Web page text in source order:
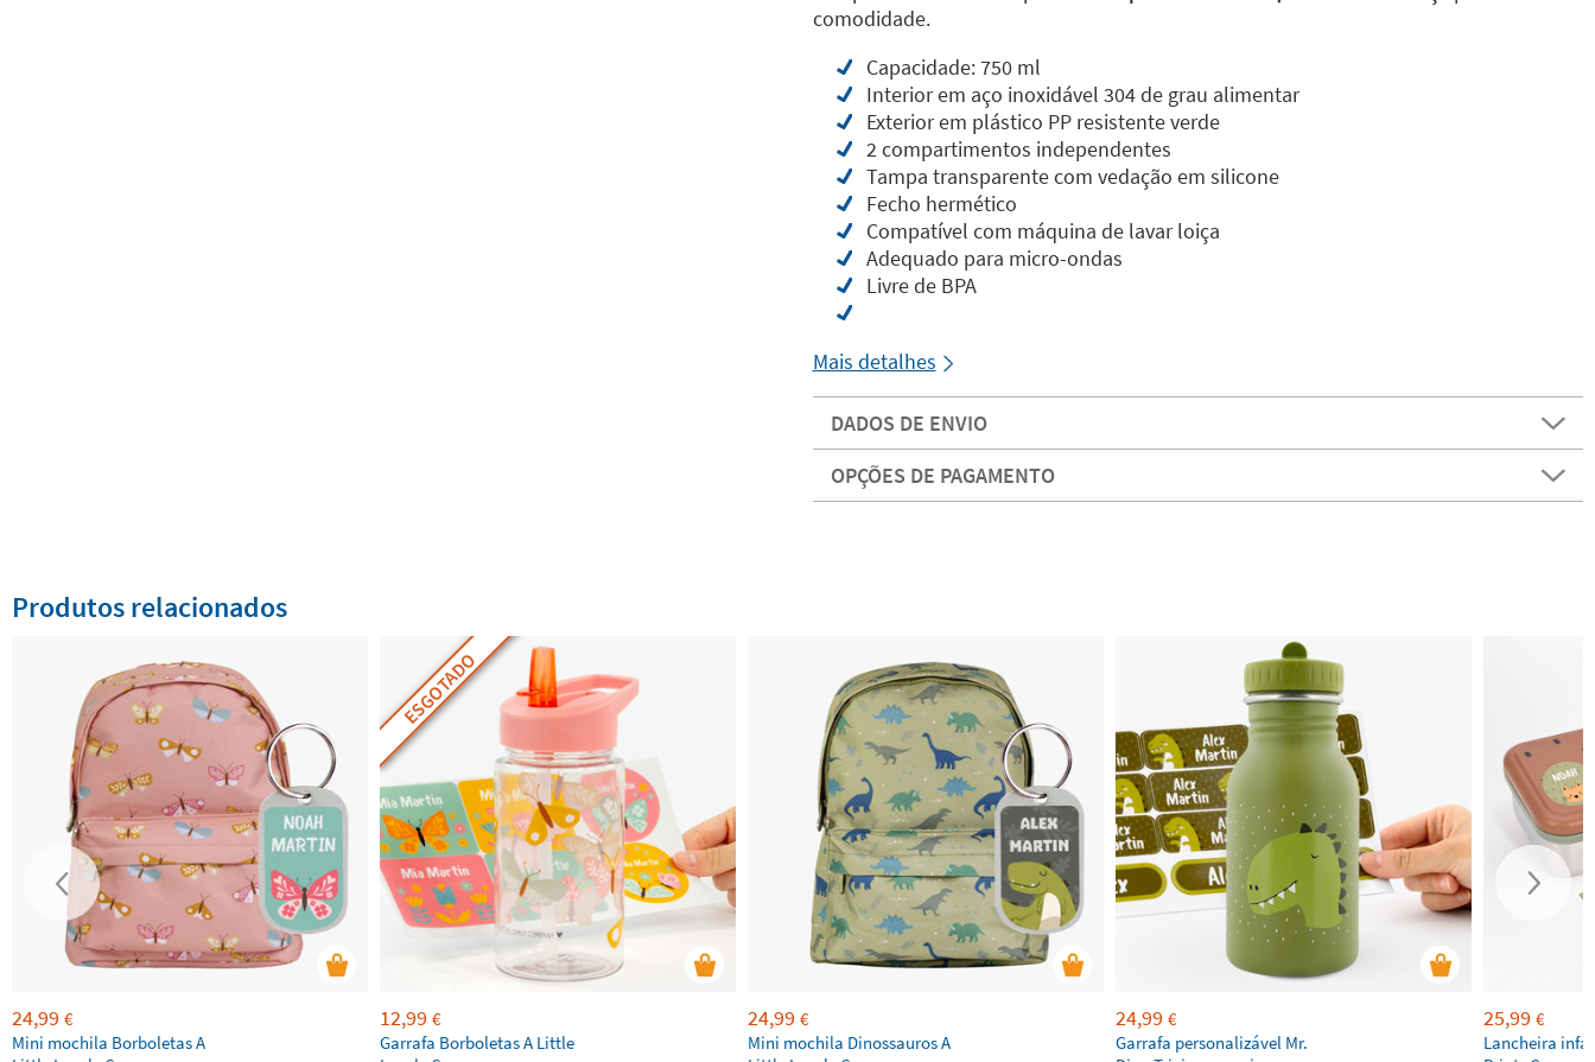
comodidade.
Capacidade: 750 ml
Interior em aço inoxidável 304 de grau alimentar
Exterior em plástico PP resistente verde
2 compartimentos independentes
Tampa transparente com vedação em silicone
Fecho hermético
Compatível com máquina de lavar loiça
Adequado para micro-ondas
Livre de BPA
Mais detalhes
DADOS DE ENVIO
OPÇÕES DE PAGAMENTO
Produtos relacionados
24,99 €
Mini mochila Borboletas A
ESGOTADO
12,99 €
Garrafa Borboletas A Little
24,99 €
Mini mochila Dinossauros A
24,99 €
Garrafa personalizável Mr.
25,99 €
Lancheira